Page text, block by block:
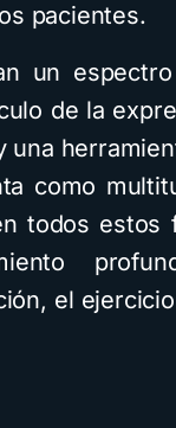
pacientes.
un
de la
una
como
todos estos
el